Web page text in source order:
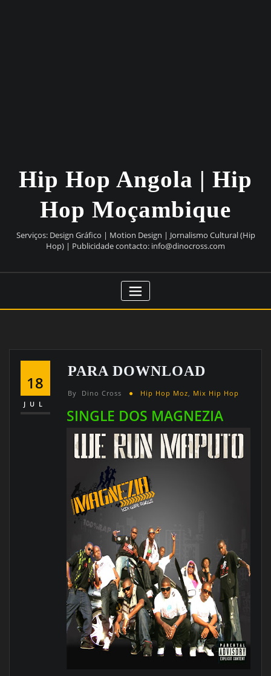
Hip Hop Angola | Hip
Hop Moçambique
Serviços: Design Gráfico | Motion Design | Jornalismo Cultural (Hip
Hop) | Publicidade contacto: info@dinocross.com
18
JUL
PARA DOWNLOAD
By Dino Cross Hip Hop Moz, Mix Hip Hop
SINGLE DOS MAGNEZIA